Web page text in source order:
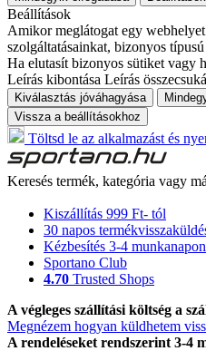
Beállítások
Amikor meglátogat egy
szolgáltatásainkat, bizonyos
Ha elutasít bizonyos sütiket vagy
Leírás kibontása Leírás
Kiválasztás jóváhagyása
Vissza a beállításokhoz
Töltsd le az alkalmazást és
Keresés termék, kategória vagy
Kiszállítás 999 Ft- tól
30 napos
Kézbesítés 3-4
Sportano Club
4.70 Trusted Shops
A végleges szállítási költség a
Megnézem hogyan küldhetem
A rendeléseket rendszerint 3-4